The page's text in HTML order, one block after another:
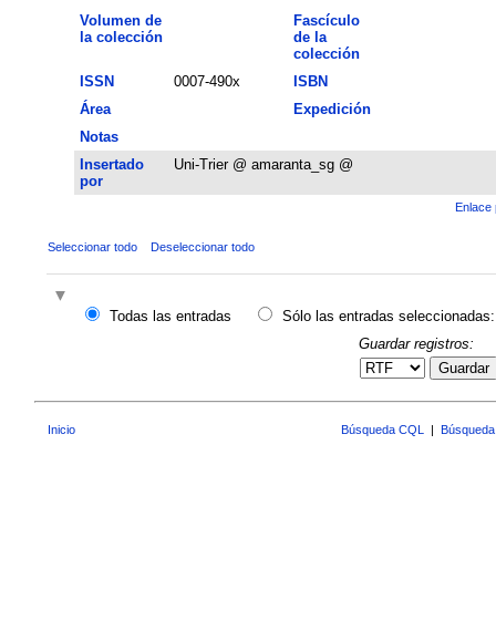
Volumen de
la colección
Fascículo
de la
colección
ISSN
0007-490x
ISBN
Área
Expedición
Notas
Insertado
por
Uni-Trier @ amaranta_sg @
Enlace
Seleccionar todo Deseleccionar todo
Todas las entradas
Sólo las entradas seleccionadas:
Guardar registros:
Guardar
Inicio Búsqueda CQL